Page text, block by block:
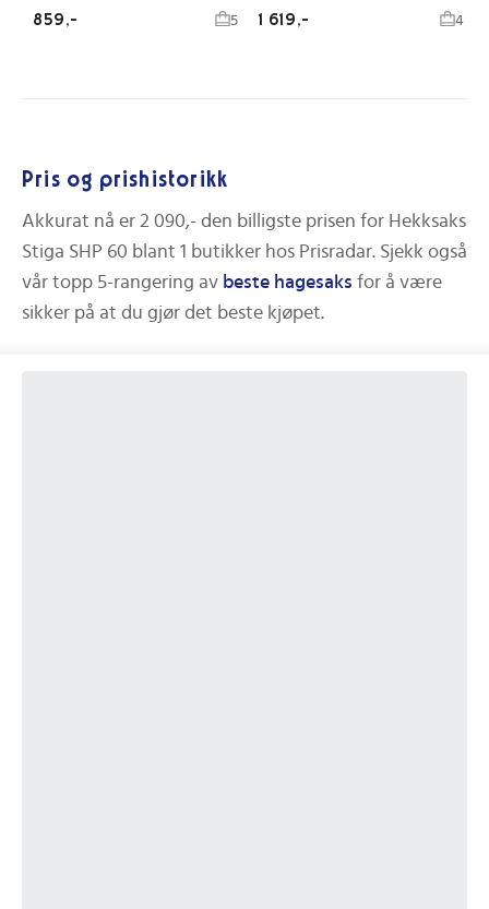
859,- 5 1 619,- 4
Pris og prishistorikk
Akkurat nå er 2 090,- den billigste prisen for Hekksaks
Stiga SHP 60 blant 1 butikker hos Prisradar. Sjekk også
vår topp 5-rangering av beste hagesaks for å være
sikker på at du gjør det beste kjøpet.